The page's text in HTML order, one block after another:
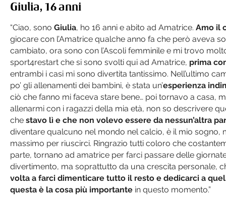
Giulia, 16 anni
“Ciao, sono Giulia, ho 16 anni e abito ad Amatrice. Amo il
giocare con l’Amatrice qualche anno fa che però aveva
cambiato, ora sono con l’Ascoli femminile e mi trovo
sport4restart che si sono svolti qui ad Amatrice, prima
entrambi i casi mi sono divertita tantissimo. Nell’ultimo
po’ gli allenamenti dei bambini, è stata un’esperienza
ciò che fanno mi faceva stare bene… poi tornavo a casa,
allenarmi con i ragazzi della mia età, non so descrivere
che stavo lì e che non volevo essere da nessun’altra
diventare qualcuno nel mondo nel calcio, è il mio sogno,
massimo per riuscirci. Ringrazio tutti coloro che
parte, tornano ad amatrice per farci passare delle
divertimento, ma soprattutto da una crescita personale,
volta a farci dimenticare tutto il resto e dedicarci a
questa è la cosa più importante in questo momento.”